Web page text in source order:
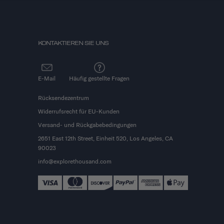
KONTAKTIEREN SIE UNS
E-Mail Häufig gestellte Fragen
Rücksendezentrum
Widerrufsrecht für EU-Kunden
Versand- und Rückgabebedingungen
2651 East 12th Street, Einheit 520, Los Angeles, CA
90023
info@explorethousand.com